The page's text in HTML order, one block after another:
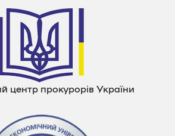
центр прокурорів України